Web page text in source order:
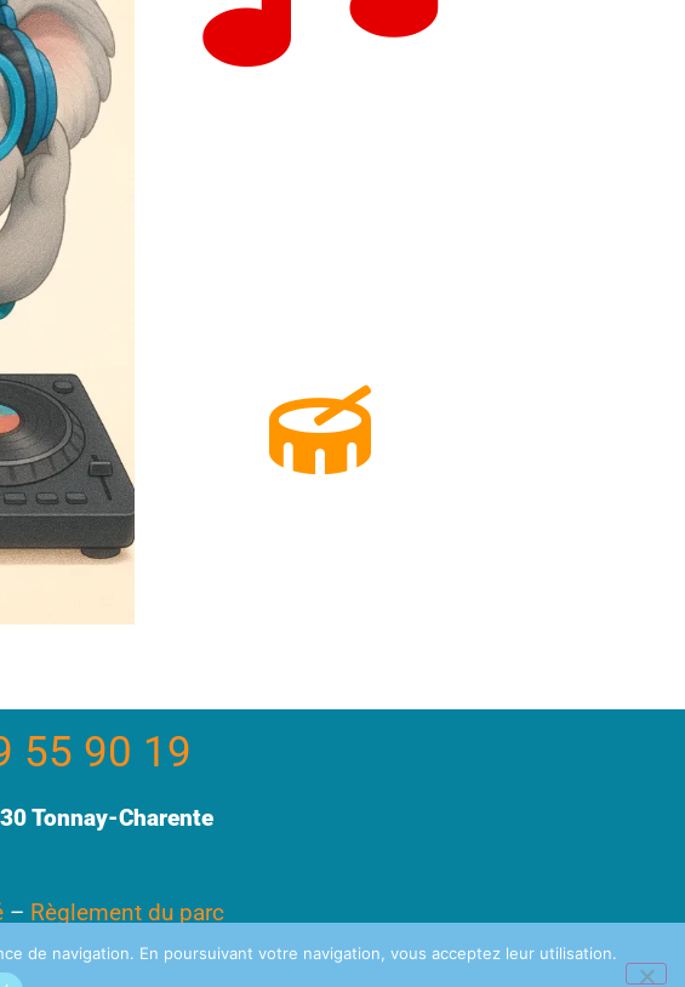
55 90 19
Tonnay-Charente
– Règlement du parc
de navigation. En poursuivant votre navigation, vous acceptez leur utilisation.